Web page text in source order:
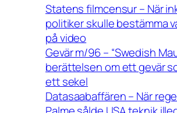
Statens filmcensur – När
politiker skulle bestämma
på video
Gevär m/96 – “Swedish
berättelsen om ett gevär
ett sekel
Datasaabaffären – När